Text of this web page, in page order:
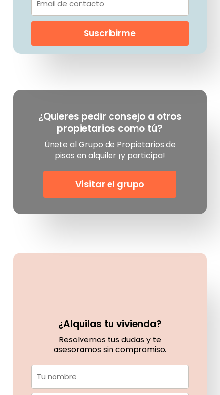
¿Quieres pedir consejo a otros
propietarios como tú?
Únete al Grupo de Propietarios de
pisos en alquiler ¡y participa!
Visitar el grupo
¿Alquilas tu vivienda?
Resolvemos tus dudas y te
asesoramos sin compromiso.